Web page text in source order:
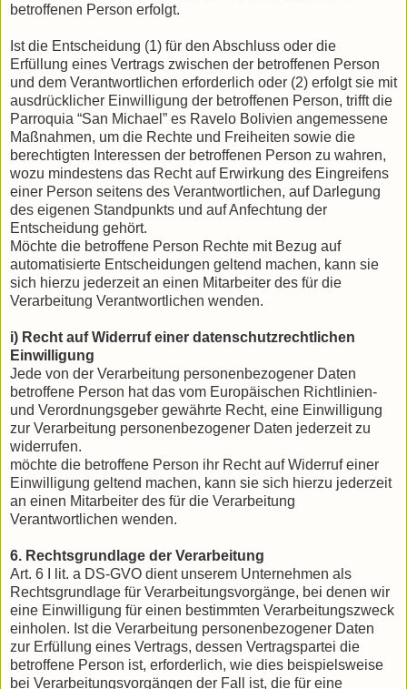
betroffenen Person erfolgt.
Ist die Entscheidung (1) für den Abschluss oder die
Erfüllung eines Vertrags zwischen der betroffenen Person
und dem Verantwortlichen erforderlich oder (2) erfolgt sie mit
ausdrücklicher Einwilligung der betroffenen Person, trifft die
Parroquia “San Michael” es Ravelo Bolivien angemessene
Maßnahmen, um die Rechte und Freiheiten sowie die
berechtigten Interessen der betroffenen Person zu wahren,
wozu mindestens das Recht auf Erwirkung des Eingreifens
einer Person seitens des Verantwortlichen, auf Darlegung
des eigenen Standpunkts und auf Anfechtung der
Entscheidung gehört.
Möchte die betroffene Person Rechte mit Bezug auf
automatisierte Entscheidungen geltend machen, kann sie
sich hierzu jederzeit an einen Mitarbeiter des für die
Verarbeitung Verantwortlichen wenden.
i) Recht auf Widerruf einer datenschutzrechtlichen
Einwilligung
Jede von der Verarbeitung personenbezogener Daten
betroffene Person hat das vom Europäischen Richtlinien-
und Verordnungsgeber gewährte Recht, eine Einwilligung
zur Verarbeitung personenbezogener Daten jederzeit zu
widerrufen.
möchte die betroffene Person ihr Recht auf Widerruf einer
Einwilligung geltend machen, kann sie sich hierzu jederzeit
an einen Mitarbeiter des für die Verarbeitung
Verantwortlichen wenden.
6. Rechtsgrundlage der Verarbeitung
Art. 6 I lit. a DS-GVO dient unserem Unternehmen als
Rechtsgrundlage für Verarbeitungsvorgänge, bei denen wir
eine Einwilligung für einen bestimmten Verarbeitungszweck
einholen. Ist die Verarbeitung personenbezogener Daten
zur Erfüllung eines Vertrags, dessen Vertragspartei die
betroffene Person ist, erforderlich, wie dies beispielsweise
bei Verarbeitungsvorgängen der Fall ist, die für eine